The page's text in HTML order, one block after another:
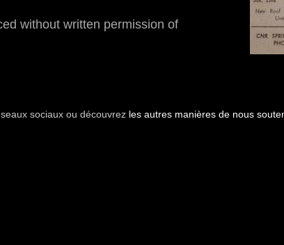
without written permission of
sociaux ou découvrez les autres manières de nous